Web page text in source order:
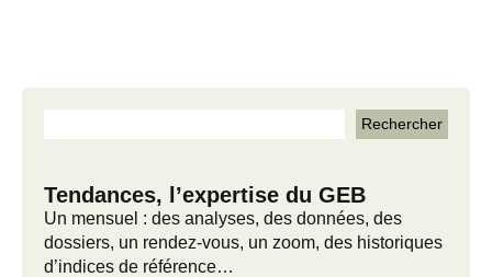
Tendances, l’expertise du GEB
Un mensuel : des analyses, des données, des
dossiers, un rendez-vous, un zoom, des historiques
d’indices de référence…